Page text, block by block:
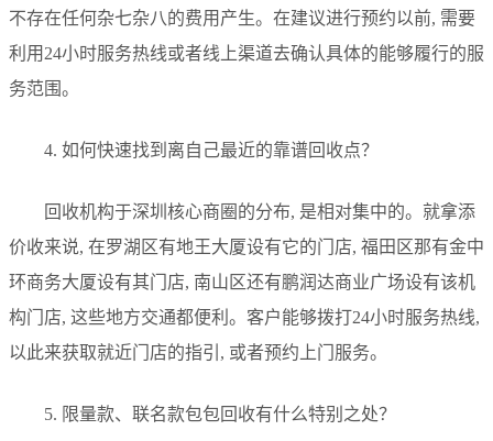
不存在任何杂七杂八的费用产生。在建议进行预约以前, 需要
利用24小时服务热线或者线上渠道去确认具体的能够履行的服
务范围。
4. 如何快速找到离自己最近的靠谱回收点？
回收机构于深圳核心商圈的分布, 是相对集中的。就拿添
价收来说, 在罗湖区有地王大厦设有它的门店, 福田区那有金中
环商务大厦设有其门店, 南山区还有鹏润达商业广场设有该机
构门店, 这些地方交通都便利。客户能够拨打24小时服务热线,
以此来获取就近门店的指引, 或者预约上门服务。
5. 限量款、联名款包包回收有什么特别之处？